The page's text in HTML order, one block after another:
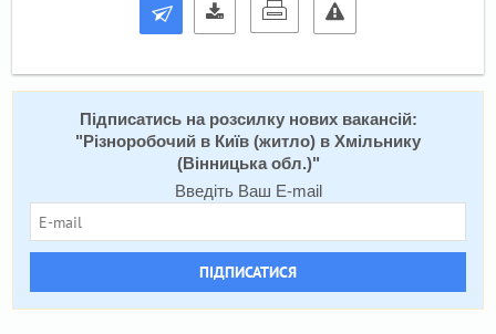
Підписатись на розсилку нових вакансій:
" Різноробочий в Київ (житло) в Хмільнику
(Вінницька обл.)"
Введіть Ваш E-mail
ПІДПИСАТИСЯ